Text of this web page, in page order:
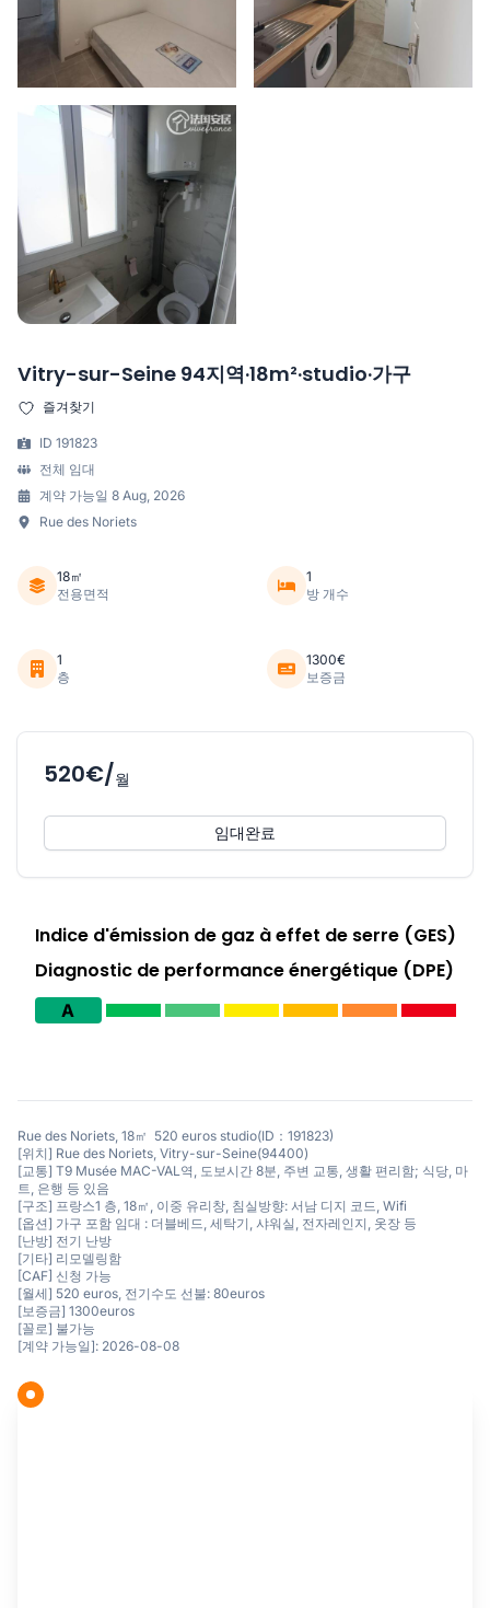
Vitry-sur-Seine 94지역·18m²·studio·가구
즐겨찾기
ID 191823
전체 임대
계약 가능일 8 Aug, 2026
Rue des Noriets
18㎡
전용면적
1
방 개수
1
층
1300€
보증금
520€/월
임대완료
Indice d'émission de gaz à effet de serre (GES)
Diagnostic de performance énergétique (DPE)
A
Rue des Noriets, 18㎡ 520 euros studio(ID：191823)
[위치] Rue des Noriets, Vitry-sur-Seine(94400)
[교통] T9 Musée MAC-VAL역, 도보시간 8분, 주변 교통, 생활 편리함; 식당, 마
트, 은행 등 있음
[구조] 프랑스1 층, 18㎡, 이중 유리창, 침실방향: 서남 디지 코드, Wifi
[옵션] 가구 포함 임대 : 더블베드, 세탁기, 샤워실, 전자레인지, 옷장 등
[난방] 전기 난방
[기타] 리모델링함
[CAF] 신청 가능
[월세] 520 euros, 전기수도 선불: 80euros
[보증금] 1300euros
[꼴로] 불가능
[계약 가능일]: 2026-08-08